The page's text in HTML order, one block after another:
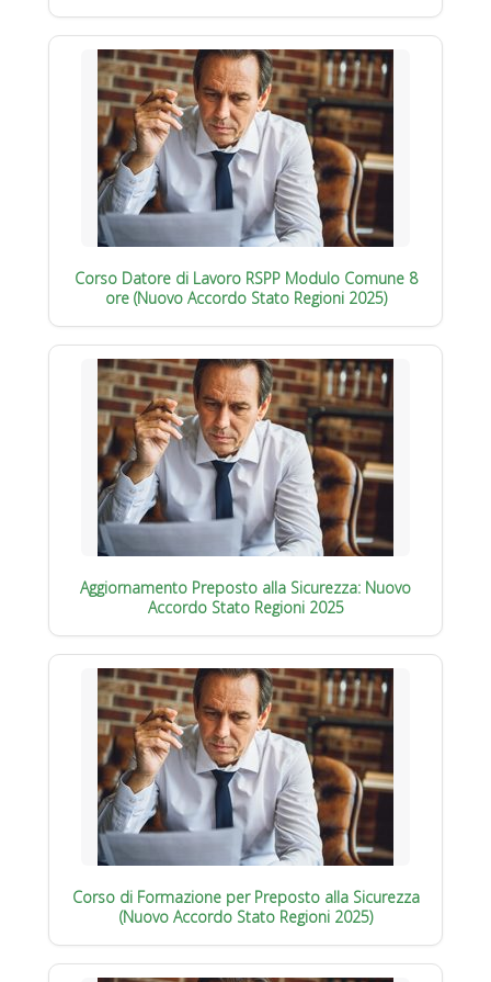
Corso Datore di Lavoro RSPP Modulo Comune 8
ore (Nuovo Accordo Stato Regioni 2025)
Aggiornamento Preposto alla Sicurezza: Nuovo
Accordo Stato Regioni 2025
Corso di Formazione per Preposto alla Sicurezza
(Nuovo Accordo Stato Regioni 2025)